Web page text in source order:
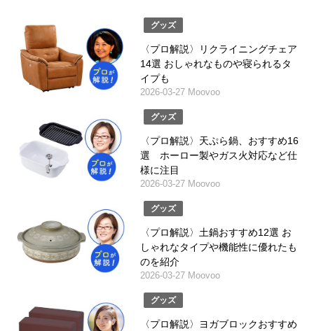
グッズ
〈プロ解説〉リクライニングチェア
14選 おしゃれなものや寝られるタ
イプも
2026-03-27 Moovoo
グッズ
〈プロ解説〉天ぷら鍋、おすすめ16
選 ホーロー製やガス火対応など仕
様に注目
2026-03-27 Moovoo
グッズ
〈プロ解説〉土鍋おすすめ12選 お
しゃれなタイプや機能性に優れたも
のを紹介
2026-03-27 Moovoo
グッズ
〈プロ解説〉ヨガブロックおすすめ